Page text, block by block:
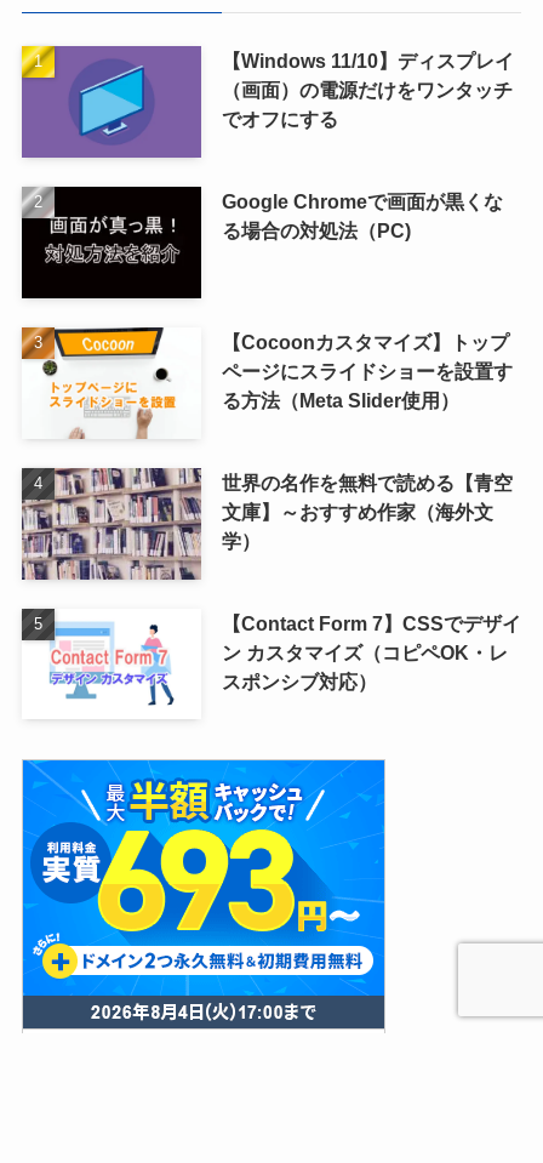
【Windows 11/10】ディスプレイ
（画面）の電源だけをワンタッチ
でオフにする
Google Chromeで画面が黒くな
る場合の対処法（PC)
【Cocoonカスタマイズ】トップ
ページにスライドショーを設置す
る方法（Meta Slider使用）
世界の名作を無料で読める【青空
文庫】～おすすめ作家（海外文
学）
【Contact Form 7】CSSでデザイ
ン カスタマイズ（コピペOK・レ
スポンシブ対応）